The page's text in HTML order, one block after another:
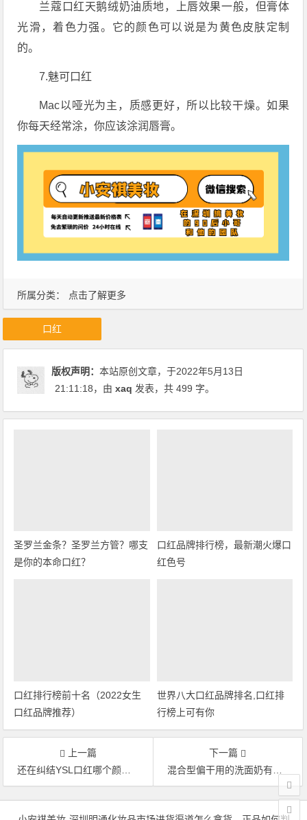
所属分类： 点击了解更多
兰蔻口红天鹅绒奶油质地，上唇效果一般，但膏体
光滑，着色力强。它的颜色可以说是为黄色皮肤定制
的。
7.魅可口红
Mac以哑光为主，质感更好，所以比较干燥。如果
你每天经常涂，你应该涂润唇膏。
口红
版权声明：本站原创文章，于2022年5月13日
21:11:18，由xaq 发表，共 499 字。
圣罗兰金条？圣罗兰方管？哪支
是你的本命口红？
口红品牌排行榜，最新潮火爆口
红色号
口红排行榜前十名（2022女生
口红品牌推荐）
世界八大口红品牌排名,口红排
行榜上可有你
上一篇
还在纠结YSL口红哪个颜色最好?小金条还是小银条
下一篇
混合型偏干用的洗面奶有哪些 男生美白洗面奶排行榜
文章导航